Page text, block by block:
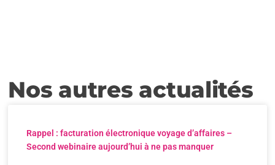
Nos autres actualités
Rappel : facturation électronique voyage d’affaires –
Second webinaire aujourd’hui à ne pas manquer